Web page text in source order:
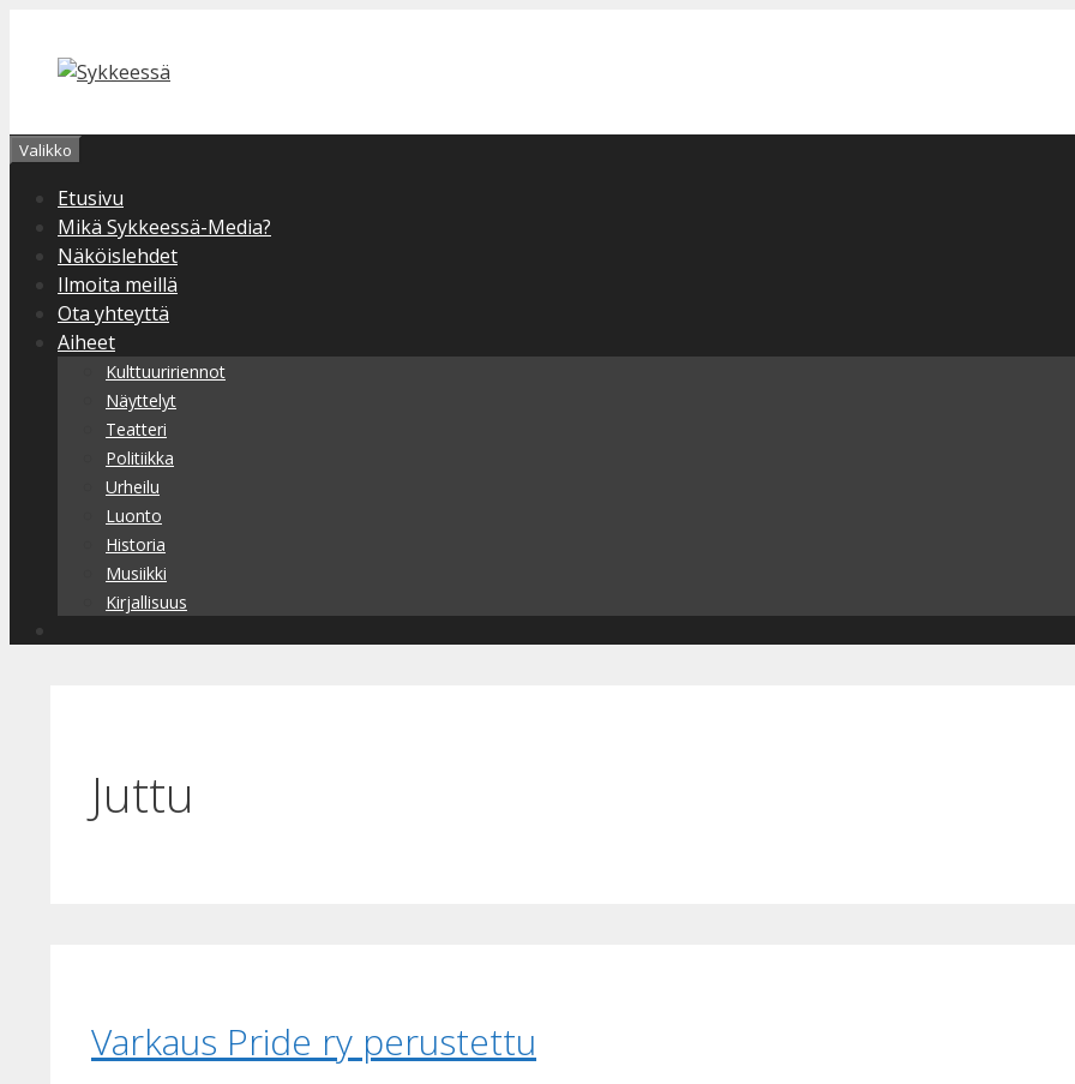
sisältöön
Valikko
Etusivu
Mikä Sykkeessä-Media?
Näköislehdet
Ilmoita meillä
Ota yhteyttä
Aiheet
Kulttuuririennot
Näyttelyt
Teatteri
Politiikka
Urheilu
Luonto
Historia
Musiikki
Kirjallisuus
Juttu
Varkaus Pride ry perustettu